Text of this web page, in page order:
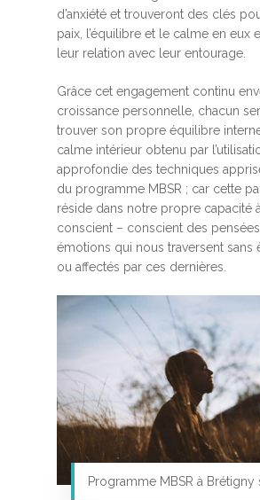
d’anxiété et trouveront des clés
paix, l’équilibre et le calme en eux
leur relation avec leur entourage.
Grâce cet engagement continu
croissance personnelle, chacun
trouver son propre équilibre
calme intérieur obtenu par
approfondie des techniques
du programme MBSR ; car cette
réside dans notre propre capacité
conscient – conscient des
émotions qui nous traversent sans
ou affectés par ces dernières.
Programme MBSR à Brétigny